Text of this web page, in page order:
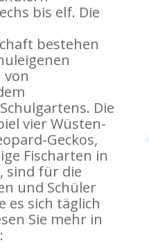
bis elf. Die
bestehen
von
Die
vier Wüsten-
Geckos,
Fischarten in
sind für die
und Schüler
es sich täglich
Sie mehr in